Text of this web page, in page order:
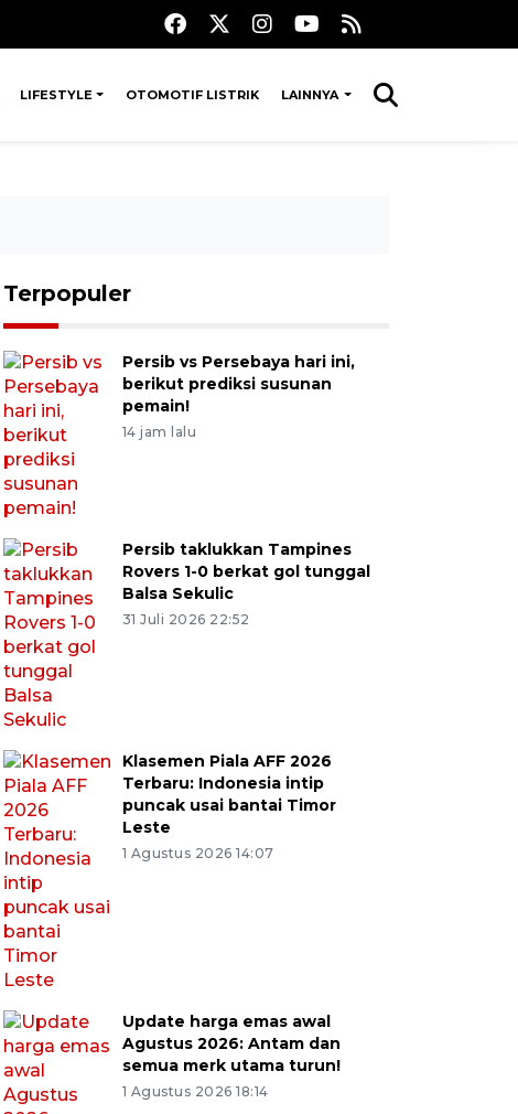
LIFESTYLE OTOMOTIF LISTRIK LAINNYA
Terpopuler
Persib vs Persebaya hari ini,
berikut prediksi susunan
pemain!
14 jam lalu
Persib taklukkan Tampines
Rovers 1-0 berkat gol tunggal
Balsa Sekulic
31 Juli 2026 22:52
Klasemen Piala AFF 2026
Terbaru: Indonesia intip
puncak usai bantai Timor
Leste
1 Agustus 2026 14:07
Update harga emas awal
Agustus 2026: Antam dan
semua merk utama turun!
1 Agustus 2026 18:14